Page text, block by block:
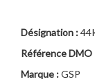
Désignation :
Référence DMO
Marque :GSP